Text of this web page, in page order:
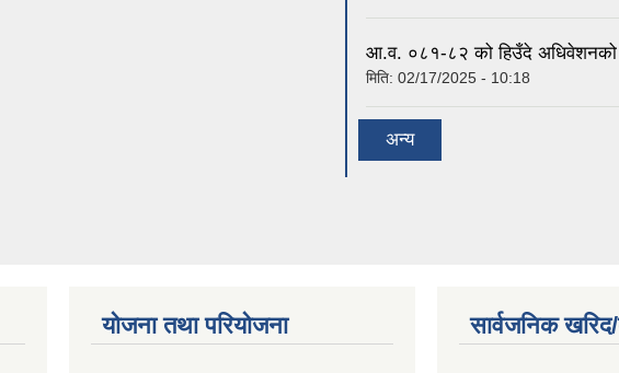
आ.व. ०८१-८२ को हिउँदे अधिवेशनको
मिति: 02/17/2025 - 10:18
अन्य
योजना तथा परियोजना सार्वजनिक